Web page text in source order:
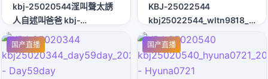
kbj-25020544淫叫聲太誘
人自述叫爸爸 kbj-
25020544
KBJ-25022544
- Wltn9818
国产直播 国产直播